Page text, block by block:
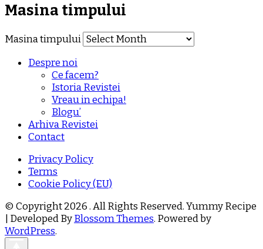
Masina timpului
Masina timpului
Despre noi
Ce facem?
Istoria Revistei
Vreau in echipa!
Blogu’
Arhiva Revistei
Contact
Privacy Policy
Terms
Cookie Policy (EU)
© Copyright 2026. All Rights Reserved.Yummy Recipe
| Developed ByBlossom Themes. Powered by
WordPress.